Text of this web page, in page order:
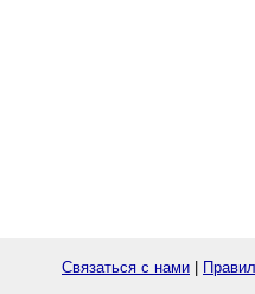
Связаться с нами